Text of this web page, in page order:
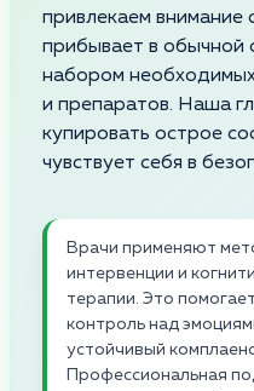
привлекаем внимание
прибывает в
набором необходимых
и препаратов. Наша
купировать острое
чувствует себя в
Врачи применяют
интервенции и
терапии. Это
контроль над
устойчивый
Профессиональная